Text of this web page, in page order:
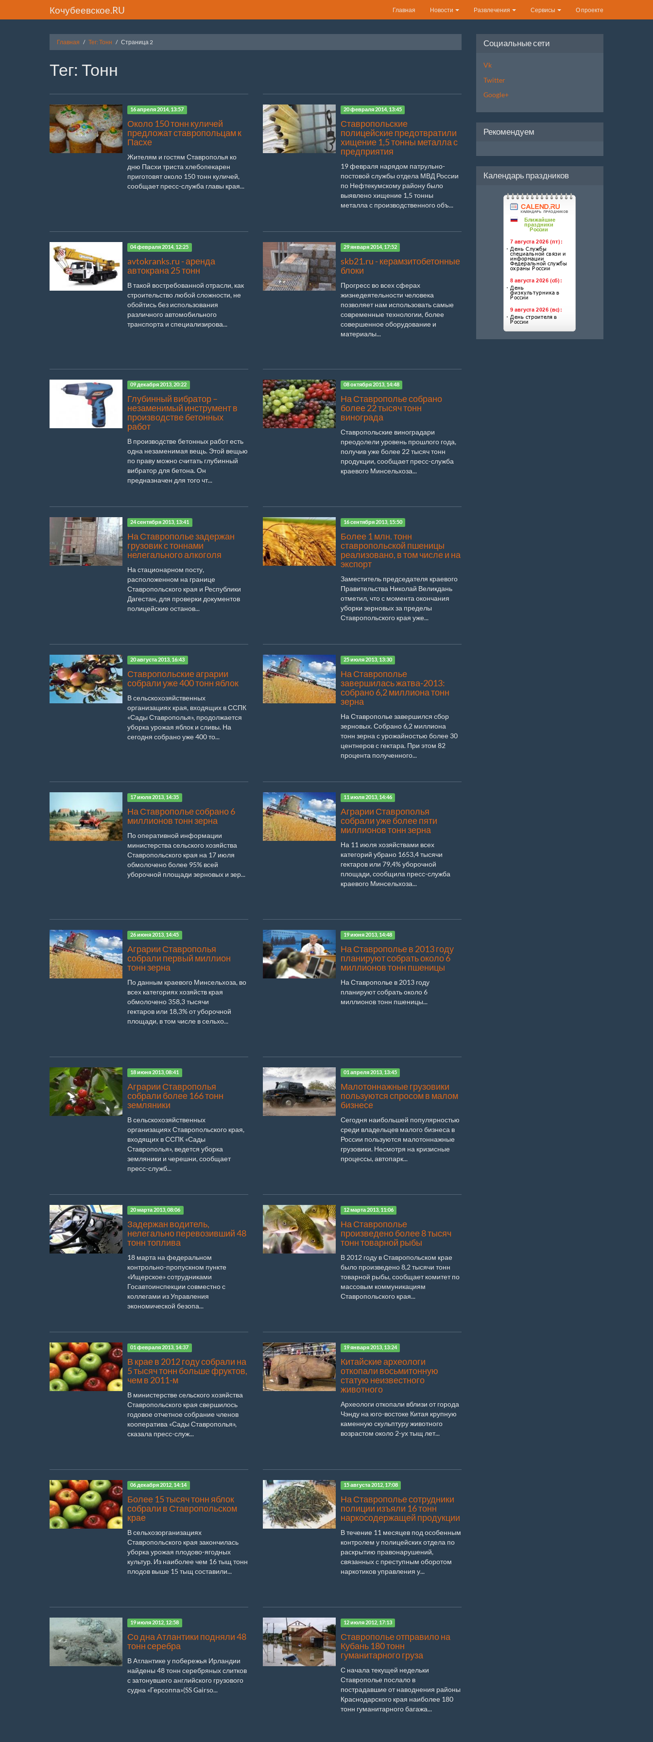
Кочубеевское.RU Главная Новости Развлечения Сервисы О проекте
Главная Тег: Тонн Страница 2
Тег: Тонн
16 апреля 2014, 13:57
Около 150 тонн куличей
предложат ставропольцам к
Пасхе
Жителям и гостям Ставрополья ко
дню Пасхи триста хлебопекарен
приготовят около 150 тонн куличей,
сообщает пресс-служба главы края...
20 февраля 2014, 13:45
Ставропольские
полицейские предотвратили
хищение 1,5 тонны металла с
предприятия
19 февраля нарядом патрульно-
постовой службы отдела МВД России
по Нефтекумскому району было
выявлено хищение 1,5 тонны
металла с производственного объ...
04 февраля 2014, 12:25
avtokranks.ru - аренда
автокрана 25 тонн
В такой востребованной отрасли, как
строительство любой сложности, не
обойтись без использования
различного автомобильного
транспорта и специализирова...
29 января 2014, 17:52
skb21.ru - керамзитобетонные
блоки
Прогресс во всех сферах
жизнедеятельности человека
позволяет нам использовать самые
современные технологии, более
совершенное оборудование и
материалы...
09 декабря 2013, 20:22
Глубинный вибратор –
незаменимый инструмент в
производстве бетонных
работ
В производстве бетонных работ есть
одна незаменимая вещь. Этой вещью
по праву можно считать глубинный
вибратор для бетона. Он
предназначен для того чт...
08 октября 2013, 14:48
На Ставрополье собрано
более 22 тысяч тонн
винограда
Ставропольские виноградари
преодолели уровень прошлого года,
получив уже более 22 тысяч тонн
продукции, сообщает пресс-служба
краевого Минсельхоза...
24 сентября 2013, 13:41
На Ставрополье задержан
грузовик с тоннами
нелегального алкоголя
На стационарном посту,
расположенном на границе
Ставропольского края и Республики
Дагестан, для проверки документов
полицейские останов...
16 сентября 2013, 15:50
Более 1 млн. тонн
ставропольской пшеницы
реализовано, в том числе и на
экспорт
Заместитель председателя краевого
Правительства Николай Великдань
отметил, что с момента окончания
уборки зерновых за пределы
Ставропольского края уже...
20 августа 2013, 16:43
Ставропольские аграрии
собрали уже 400 тонн яблок
В сельскохозяйственных
организациях края, входящих в ССПК
«Сады Ставрополья», продолжается
уборка урожая яблок и сливы. На
сегодня собрано уже 400 то...
25 июля 2013, 13:30
На Ставрополье
завершилась жатва-2013:
собрано 6,2 миллиона тонн
зерна
На Ставрополье завершился сбор
зерновых. Собрано 6,2 миллиона
тонн зерна с урожайностью более 30
центнеров с гектара. При этом 82
процента полученного...
17 июля 2013, 14:35
На Ставрополье собрано 6
миллионов тонн зерна
По оперативной информации
министерства сельского хозяйства
Ставропольского края на 17 июля
обмолочено более 95% всей
уборочной площади зерновых и зер...
11 июля 2013, 14:46
Аграрии Ставрополья
собрали уже более пяти
миллионов тонн зерна
На 11 июля хозяйствами всех
категорий убрано 1653,4 тысячи
гектаров или 79,4% уборочной
площади, сообщила пресс-служба
краевого Минсельхоза...
26 июня 2013, 14:45
Аграрии Ставрополья
собрали первый миллион
тонн зерна
По данным краевого Минсельхоза, во
всех категориях хозяйств края
обмолочено 358,3 тысячи
гектаров или 18,3% от уборочной
площади, в том числе в сельхо...
19 июня 2013, 14:48
На Ставрополье в 2013 году
планируют собрать около 6
миллионов тонн пшеницы
На Ставрополье в 2013 году
планируют собрать около 6
миллионов тонн пшеницы...
18 июня 2013, 08:41
Аграрии Ставрополья
собрали более 166 тонн
земляники
В сельскохозяйственных
организациях Ставропольского края,
входящих в ССПК «Сады
Ставрополья», ведется уборка
земляники и черешни, сообщает
пресс-служб...
01 апреля 2013, 13:45
Малотоннажные грузовики
пользуются спросом в малом
бизнесе
Сегодня наибольшей популярностью
среди владельцев малого бизнеса в
России пользуются малотоннажные
грузовики. Несмотря на кризисные
процессы, автопарк...
20 марта 2013, 08:06
Задержан водитель,
нелегально перевозивший 48
тонн топлива
18 марта на федеральном
контрольно-пропускном пункте
«Ищерское» сотрудниками
Госавтоинспекции совместно с
коллегами из Управления
экономической безопа...
12 марта 2013, 11:06
На Ставрополье
произведено более 8 тысяч
тонн товарной рыбы
В 2012 году в Ставропольском крае
было произведено 8,2 тысячи тонн
товарной рыбы, сообщает комитет по
массовым коммуникациям
Ставропольского края...
01 февраля 2013, 14:37
В крае в 2012 году собрали на
5 тысяч тонн больше фруктов,
чем в 2011-м
В министерстве сельского хозяйства
Ставропольского края свершилось
годовое отчетное собрание членов
кооператива «Сады Ставрополья»,
сказала пресс-служ...
19 января 2013, 13:24
Китайские археологи
откопали восьмитонную
статую неизвестного
животного
Археологи откопали вблизи от города
Чэнду на юго-востоке Китая крупную
каменную скульптуру животного
возрастом около 2-ух тыщ лет...
06 декабря 2012, 14:14
Более 15 тысяч тонн яблок
собрали в Ставропольском
крае
В сельхозорганизациях
Ставропольского края закончилась
уборка урожая плодово-ягодных
культур. Из наиболее чем 16 тыщ тонн
плодов выше 15 тыщ составили...
15 августа 2012, 17:08
На Ставрополье сотрудники
полиции изъяли 16 тонн
наркосодержащей продукции
В течение 11 месяцев под особенным
контролем у полицейских отдела по
раскрытию правонарушений,
связанных с преступным оборотом
наркотиков управления у...
19 июля 2012, 12:58
Со дна Атлантики подняли 48
тонн серебра
В Атлантике у побережья Ирландии
найдены 48 тонн серебряных слитков
с затонувшего английского грузового
судна «Герсоппа»(SS Gairso...
12 июля 2012, 17:13
Ставрополье отправило на
Кубань 180 тонн
гуманитарного груза
С начала текущей недельки
Ставрополье послало в
пострадавшие от наводнения районы
Краснодарского края наиболее 180
тонн гуманитарного багажа...
Социальные сети
Vk
Twitter
Google+
Рекомендуем
Календарь праздников